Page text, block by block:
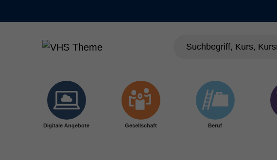
Digitale Angebote Gesellschaft Beruf